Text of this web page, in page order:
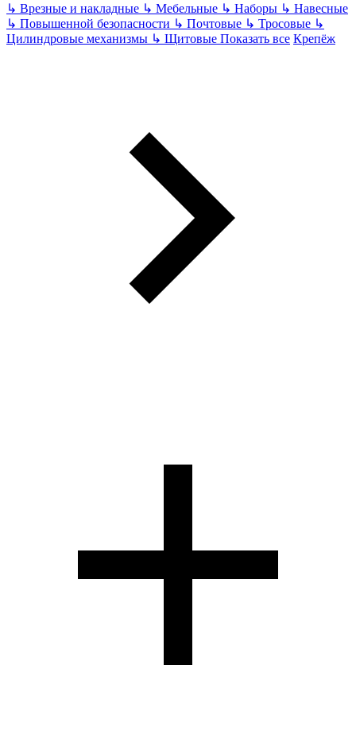
↳ Врезные и накладные ↳ Мебельные ↳ Наборы ↳ Навесные
↳ Повышенной безопасности ↳ Почтовые ↳ Тросовые ↳
Цилиндровые механизмы ↳ Щитовые Показать все Крепёж